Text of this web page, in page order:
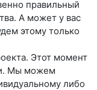
правильный
А может у вас
этому только
Этот момент
Мы можем
либо